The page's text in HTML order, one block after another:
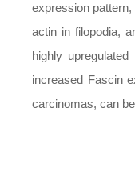
expression
actin in filopodia,
highly
increased Fascin
carcinomas, can